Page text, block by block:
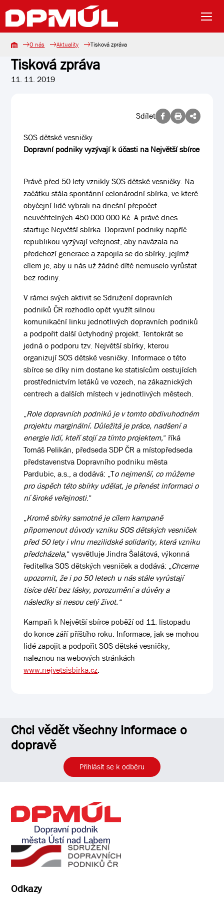
O nás Aktuality Tisková zpráva
Tisková zpráva
11. 11. 2019
Sdílet
SOS dětské vesničky
Dopravní podniky vyzývají k účasti na Největší sbírce
Právě před 50 lety vznikly SOS dětské vesničky. Na
začátku stála spontánní celonárodní sbírka, ve které
obyčejní lidé vybrali na dnešní přepočet
neuvěřitelných 450 000 000 Kč. A právě dnes
startuje Největší sbírka. Dopravní podniky napříč
republikou vyzývají veřejnost, aby navázala na
předchozí generace a zapojila se do sbírky, jejímž
cílem je, aby u nás už žádné dítě nemuselo vyrůstat
bez rodiny.
V rámci svých aktivit se Sdružení dopravních
podniků ČR rozhodlo opět využít silnou
komunikační linku jednotlivých dopravních podniků
a podpořit další úctyhodný projekt. Tentokrát se
jedná o podporu tzv. Největší sbírky, kterou
organizují SOS dětské vesničky. Informace o této
sbírce se díky nim dostane ke statisícům cestujících
prostřednictvím letáků ve vozech, na zákaznických
centrech a dalších místech v jednotlivých městech.
„Role dopravních podniků je v tomto obdivuhodném
projektu marginální. Důležitá je práce, nadšení a
energie lidí, kteří stojí za tímto projektem,“říká
Tomáš Pelikán, předseda SDP ČR a místopředseda
představenstva Dopravního podniku města
Pardubic, a.s., a dodává: „To nejmenší, co můžeme
pro úspěch této sbírky udělat, je přenést informaci o
ní široké veřejnosti.“
„Kromě sbírky samotné je cílem kampaně
připomenout důvody vzniku SOS dětských vesniček
před 50 lety i vlnu mezilidské solidarity, která vzniku
předcházela,“vysvětluje Jindra Šalátová, výkonná
ředitelka SOS dětských vesniček a dodává: „Chceme
upozornit, že i po 50 letech u nás stále vyrůstají
tisíce dětí bez lásky, porozumění a důvěry a
následky si nesou celý život.“
Kampaň k Největší sbírce poběží od 11. listopadu
do konce září příštího roku. Informace, jak se mohou
lidé zapojit a podpořit SOS dětské vesničky,
naleznou na webových stránkách
www.nejvetsisbirka.cz.
Chci vědět všechny informace o
dopravě
Přihlásit se k odběru
Odkazy